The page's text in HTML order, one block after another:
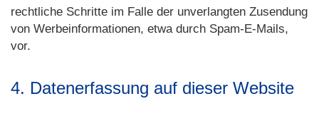
rechtliche Schritte im Falle der unverlangten Zusendung
von Werbeinformationen, etwa durch Spam-E-Mails,
vor.
4. Datenerfassung auf dieser Website